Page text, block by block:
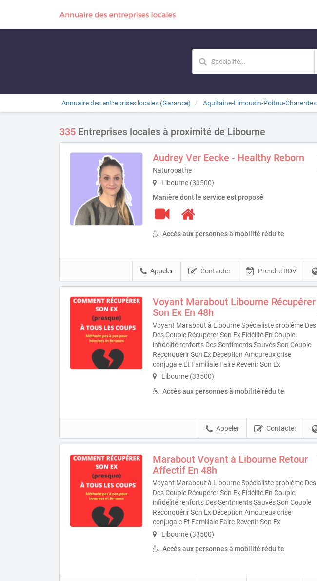
Annuaire des entreprises locales (Garance) Aquitaine-Limousin-Poitou-Charentes
335 Entreprises locales à proximité de Libourne
Audrey Ver Eecke - Healthy Reborn
Naturopathe
Libourne (33500)
Manière dont le service est proposé
Accès aux personnes à mobilité réduite
Prendre RDV
Contacter
Appeler
Voyant Marabout Libourne Récupérer
Son Ex En 48h
Voyant Marabout à Libourne Spécialiste problème Des
Des Couple Récupérer Son Ex Fidélité En Couple
infidélité renforts Des Sentiments Sauvés Son Couple
Reconquérir Son Ex Déception Amoureux crise
conjugale Et Familiale Faire Revenir Son Ex
Libourne (33500)
Accès aux personnes à mobilité réduite
Contacter
Appeler
Marabout Voyant à Libourne Retour
Affectif En 48h
Voyant Marabout à Libourne Spécialiste problème Des
Des Couple Récupérer Son Ex Fidélité En Couple
infidélité renforts Des Sentiments Sauvés Son Couple
Reconquérir Son Ex Déception Amoureux crise
conjugale Et Familiale Faire Revenir Son Ex
Libourne (33500)
Accès aux personnes à mobilité réduite